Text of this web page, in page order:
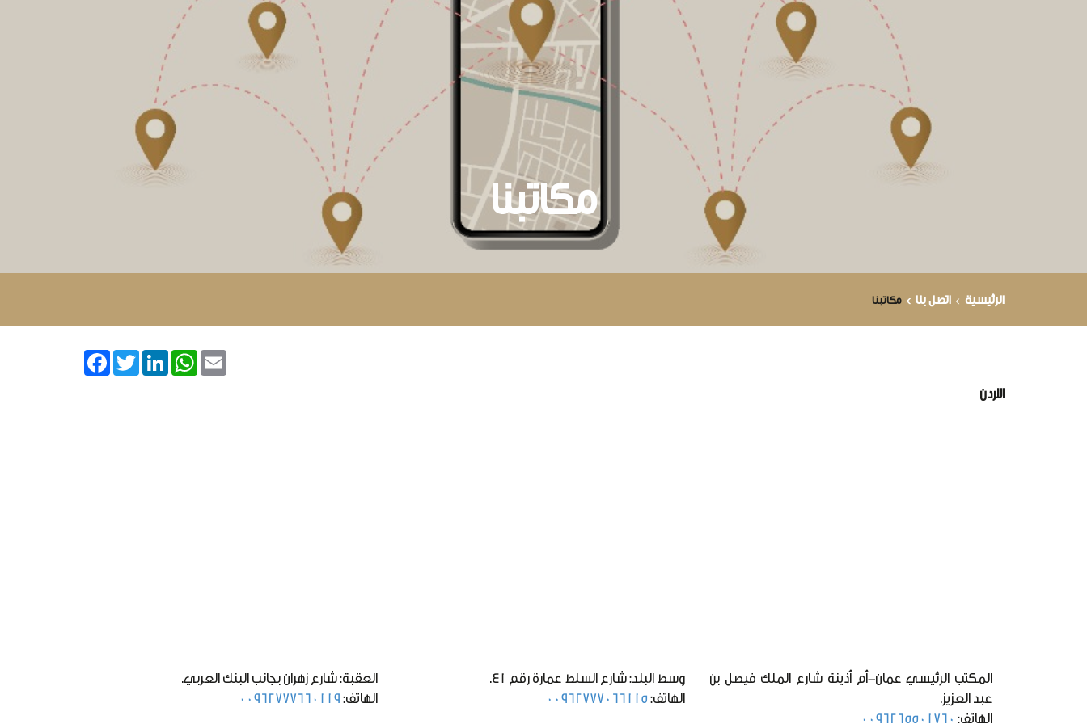
مكاتبنا
الرئيسية اتصل بنا مكاتبنا
FacebookTwitter
LinkedIn
WhatsAppEmail
الاردن
المكتب الرئيسي عمان-أم أذينة شارع الملك فيصل بن
عبد العزيز.
الهاتف:
وسط البلد: شارع السلط عمارة رقم 41.
الهاتف: 00962777066115
العقبة: شارع زهران بجانب البنك العربي.
الهاتف: 00962777660119